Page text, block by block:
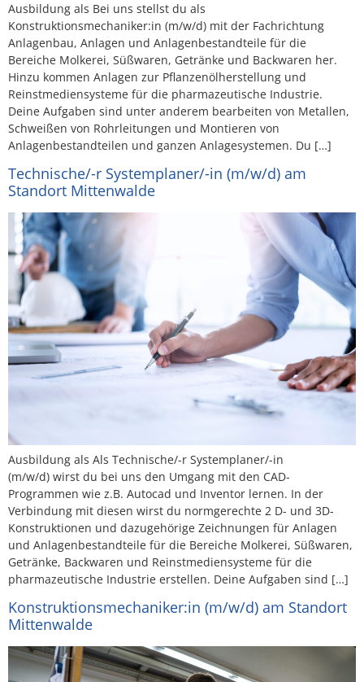
Ausbildung als Bei uns stellst du als
Konstruktionsmechaniker:in (m/w/d) mit der Fachrichtung
Anlagenbau, Anlagen und Anlagenbestandteile für die
Bereiche Molkerei, Süßwaren, Getränke und Backwaren her.
Hinzu kommen Anlagen zur Pflanzenölherstellung und
Reinstmediensysteme für die pharmazeutische Industrie.
Deine Aufgaben sind unter anderem bearbeiten von Metallen,
Schweißen von Rohrleitungen und Montieren von
Anlagenbestandteilen und ganzen Anlagesystemen. Du […]
Technische/-r Systemplaner/-in (m/w/d) am
Standort Mittenwalde
Ausbildung als Als Technische/-r Systemplaner/-in
(m/w/d) wirst du bei uns den Umgang mit den CAD-
Programmen wie z.B. Autocad und Inventor lernen. In der
Verbindung mit diesen wirst du normgerechte 2 D- und 3D-
Konstruktionen und dazugehörige Zeichnungen für Anlagen
und Anlagenbestandteile für die Bereiche Molkerei, Süßwaren,
Getränke, Backwaren und Reinstmediensysteme für die
pharmazeutische Industrie erstellen. Deine Aufgaben sind […]
Konstruktionsmechaniker:in (m/w/d) am Standort
Mittenwalde